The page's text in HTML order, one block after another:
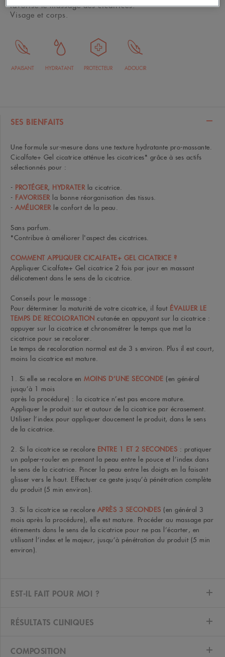
favorise le massage des cicatrices.
Visage et corps.
APAISANT HYDRATANT PROTECTEUR ADOUCIR
SES BIENFAITS
Une formule sur-mesure dans une texture hydratante pro-massante.
Cicalfate+ Gel cicatrice atténue les cicatrices* grâce à ses actifs
sélectionnés pour :
- PROTÉGER, HYDRATERla cicatrice.
- FAVORISERla bonne réorganisation des tissus.
- AMÉLIORERle confort de la peau.
Sans parfum.
*Contribue à améliorer l'aspect des cicatrices.
COMMENT APPLIQUER CICALFATE+ GEL CICATRICE ?
Appliquer Cicalfate+ Gel cicatrice 2 fois par jour en massant
délicatement dans le sens de la cicatrice.
Conseils pour le massage :
Pour déterminer la maturité de votre cicatrice, il faut ÉVALUER LE
TEMPS DE RECOLORATION cutanée en appuyant sur la cicatrice :
appuyer sur la cicatrice et chronométrer le temps que met la
cicatrice pour se recolorer.
Le temps de recoloration normal est de 3 s environ. Plus il est court,
moins la cicatrice est mature.
1. Si elle se recolore en MOINS D’UNE SECONDE (en général
jusqu’à 1 mois
après la procédure) : la cicatrice n’est pas encore mature.
Appliquer le produit sur et autour de la cicatrice par écrasement.
Utiliser l’index pour appliquer doucement le produit, dans le sens
de la cicatrice.
2. Si la cicatrice se recolore ENTRE 1 ET 2 SECONDES : pratiquer
un palper-rouler en prenant la peau entre le pouce et l’index dans
le sens de la cicatrice. Pincer la peau entre les doigts en la faisant
glisser vers le haut. Effectuer ce geste jusqu’à pénétration complète
du produit (5 min environ).
3. Si la cicatrice se recolore APRÈS 3 SECONDES (en général 3
mois après la procédure), elle est mature. Procéder au massage par
étirements dans le sens de la cicatrice pour ne pas l’écarter, en
utilisant l’index et le majeur, jusqu’à pénétration du produit (5 min
environ).
EST-IL FAIT POUR MOI ?
RÉSULTATS CLINIQUES
COMPOSITION